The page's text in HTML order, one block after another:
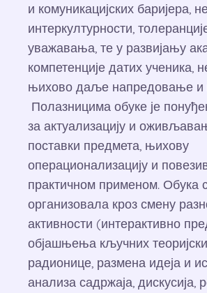
и комуникацијских баријера,
интеркултурности,
уважавања, те у развијању
компетенције датих ученика,
њихово даље напредовање
Полазницима обуке је
за актуализацију и
поставки предмета, њихову
операционализацију и
практичном применом. Обука
организовала кроз смену
активности (интерактивно
објашњења кључних
радионице, размена идеја и
анализа садржаја, дискусија,